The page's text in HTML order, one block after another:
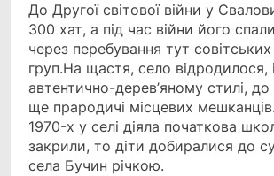
До Другої світової війни у
300 хат, а під час війни його
через перебування тут
груп.На щастя, село відродилося,
автентично-дерев’яному стилі,
ще прародичі місцевих
1970-х у селі діяла початкова
закрили, то діти добиралися до
села Бучин річкою.